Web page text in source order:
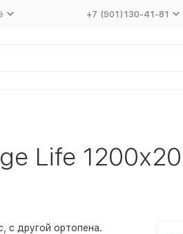
+7 (901)130-41-81
Life
с другой ортопена.